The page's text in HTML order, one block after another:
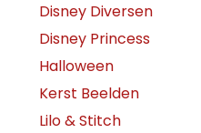
Disney Diversen
Disney Princess
Halloween
Kerst Beelden
Lilo & Stitch